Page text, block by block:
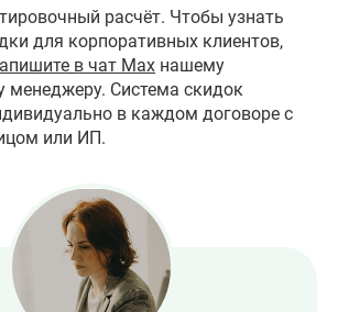
расчёт. Чтобы узнать
для корпоративных клиентов,
в чат Max нашему
менеджеру. Система скидок
в каждом договоре с
или ИП.